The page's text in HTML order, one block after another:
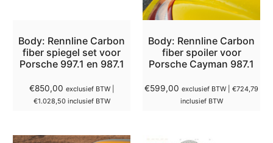
Body: Rennline Carbon
fiber spiegel set voor
Porsche 997.1 en 987.1
€850,00 exclusief BTW |
€1.028,50inclusief BTW
Body: Rennline Carbon
fiber spoiler voor
Porsche Cayman 987.1
€599,00 exclusief BTW | €724,79
inclusief BTW